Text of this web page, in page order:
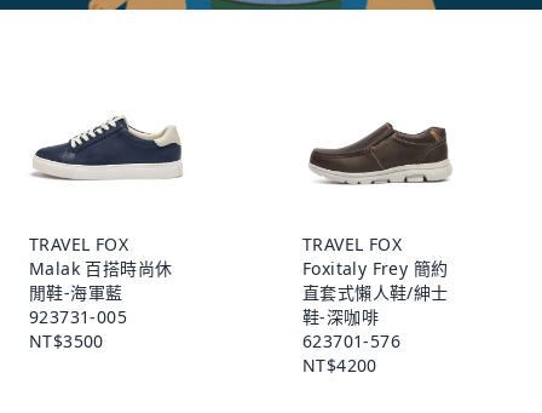
TRAVEL FOX
Malak 百搭時尚休
閒鞋-海軍藍
923731-005
NT$3500
TRAVEL FOX
Foxitaly Frey 簡約
直套式懶人鞋/紳士
鞋-深咖啡
623701-576
NT$4200